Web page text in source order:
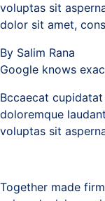
voluptas sit
dolor sit amet,
By Salim Rana
Google knows
Bccaecat
doloremque
voluptas sit
Together made